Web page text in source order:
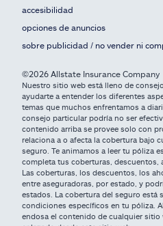
accesibilidad
opciones de anuncios
sobre publicidad / no vender ni
©2026 Allstate Insurance Company
Nuestro sitio web está lleno de
ayudarte a entender los diferentes
temas que muchos enfrentamos a
consejo particular podría no ser
contenido arriba se provee solo con
relaciona a o afecta la cobertura bajo
seguro. Te animamos a leer tu póliza
completa tus coberturas, descuentos,
Las coberturas, los descuentos, los
entre aseguradoras, por estado, y
estados. La cobertura del seguro está
condiciones específicos en tu póliza.
endosa el contenido de cualquier